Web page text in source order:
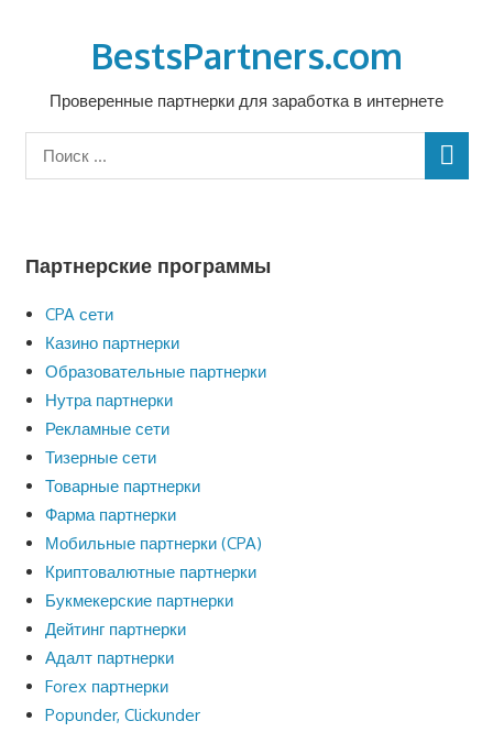
содержимомуBestsPartners.com
Проверенные партнерки для заработка в интернете
Партнерские программы
CPA сети
Казино партнерки
Образовательные партнерки
Нутра партнерки
Рекламные сети
Тизерные сети
Товарные партнерки
Фарма партнерки
Мобильные партнерки (CPA)
Криптовалютные партнерки
Букмекерские партнерки
Дейтинг партнерки
Адалт партнерки
Forex партнерки
Popunder, Clickunder